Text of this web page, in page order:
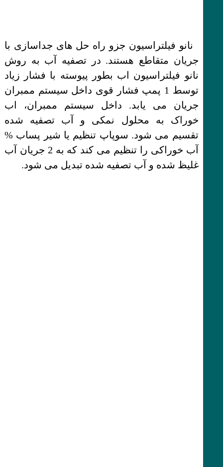
نانو فیلتراسیون جزو راه حل های جداسازی با
جریان متقاطع هستند. در تصفیه آب به روش
نانو فیلتراسیون اب بطور پیوسته با فشار زیاد
توسط 1 پمپ فشار قوی داخل سیستم ممبران
جریان می یابد. داخل سیستم ممبران، اب
خوراک به محلول نمکی و آب تصفیه شده
تقسیم می شود. سوپاپ تنظیم یا شیر پساب %
آب خوراکی را تنظیم می کند که به 2 جریان آب
غلیظ شده و آب تصفیه شده تبدیل می شود.